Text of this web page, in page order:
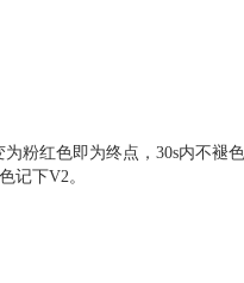
粉红色即为终点，30s内不
记下V2。